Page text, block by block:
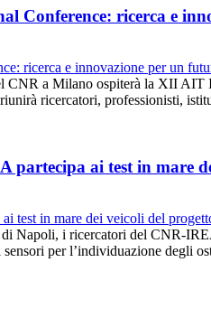
ricerca e
a Milano ospiterà la XII AIT
ricercatori, professionisti,
partecipa ai test in mare
Napoli, i ricercatori del CNR-
per l’individuazione degli